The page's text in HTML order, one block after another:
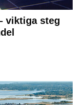
viktiga steg